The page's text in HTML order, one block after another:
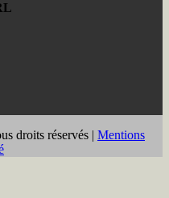
droits réservés | Mentions